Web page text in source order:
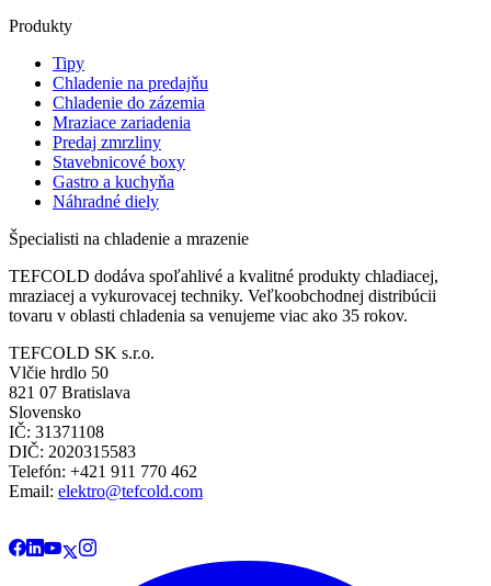
Produkty
Tipy
Chladenie na predajňu
Chladenie do zázemia
Mraziace zariadenia
Predaj zmrzliny
Stavebnicové boxy
Gastro a kuchyňa
Náhradné diely
Špecialisti na chladenie a mrazenie
TEFCOLD dodáva spoľahlivé a kvalitné produkty chladiacej,
mraziacej a vykurovacej techniky. Veľkoobchodnej distribúcii
tovaru v oblasti chladenia sa venujeme viac ako 35 rokov.
TEFCOLD SK s.r.o.
Vlčie hrdlo 50
821 07 Bratislava
Slovensko
IČ: 31371108
DIČ: 2020315583
Telefón: +421 911 770 462
Email: elektro@tefcold.com